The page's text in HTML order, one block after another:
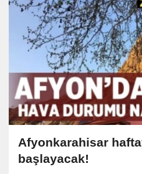
Afyonkarahisar
başlayacak!